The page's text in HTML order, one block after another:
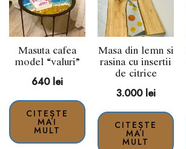
Masuta cafea
model “valuri”
640 lei
CITEȘTE
MAI
MULT
Masa din lemn si
rasina cu insertii
de citrice
3.000 lei
CITEȘTE
MAI
MULT